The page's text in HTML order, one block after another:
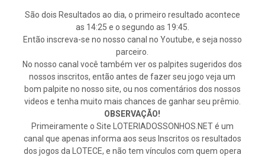
São dois Resultados ao dia, o primeiro resultado acontece
as 14:25 e o segundo as 19:45.
Então inscreva-se no nosso canal no Youtube, e seja nosso
parceiro.
No nosso canal você também ver os palpites sugeridos dos
nossos inscritos, então antes de fazer seu jogo veja um
bom palpite no nosso site, ou nos comentários dos nossos
videos e tenha muito mais chances de ganhar seu prêmio.
OBSERVAÇÃO!
Primeiramente o Site LOTERIADOSSONHOS.NET é um
canal que apenas informa aos seus Inscritos os resultados
dos jogos da LOTECE, e não tem vínculos com quem opera